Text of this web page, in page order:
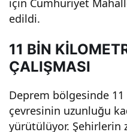
için Cumhuriyet
edildi.
11 BİN
ÇALIŞMASI
Deprem bölgesinde
çevresinin uzunluğu
yürütülüyor. Şehirlerin